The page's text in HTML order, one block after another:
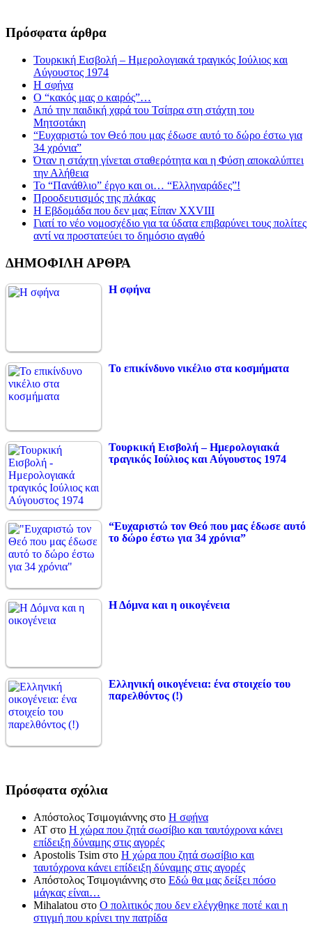
Πρόσφατα άρθρα
Τουρκική Εισβολή – Ημερολογιακά τραγικός Ιούλιος και
Αύγουστος 1974
Η σφήνα
Ο “κακός μας ο καιρός”…
Από την παιδική χαρά του Τσίπρα στη στάχτη του
Μητσοτάκη
“Ευχαριστώ τον Θεό που μας έδωσε αυτό το δώρο έστω για
34 χρόνια”
Όταν η στάχτη γίνεται σταθερότητα και η Φύση αποκαλύπτει
την Αλήθεια
Το “Πανάθλιο” έργο και οι… “Ελληναράδες”!
Προοδευτισμός της πλάκας
Η Εβδομάδα που δεν μας Είπαν XXVIII
Γιατί το νέο νομοσχέδιο για τα ύδατα επιβαρύνει τους πολίτες
αντί να προστατεύει το δημόσιο αγαθό
ΔΗΜΟΦΙΛΗ ΑΡΘΡΑ
Η σφήνα
Το επικίνδυνο νικέλιο στα κοσμήματα
Τουρκική Εισβολή – Ημερολογιακά
τραγικός Ιούλιος και Αύγουστος 1974
“Ευχαριστώ τον Θεό που μας έδωσε αυτό
το δώρο έστω για 34 χρόνια”
Η Δόμνα και η οικογένεια
Ελληνική οικογένεια: ένα στοιχείο του
παρελθόντος (!)
Πρόσφατα σχόλια
Απόστολος Τσιμογιάννης στο Η σφήνα
ΑΤ στο Η χώρα που ζητά σωσίβιο και ταυτόχρονα κάνει
επίδειξη δύναμης στις αγορές
Apostolis Tsim στο Η χώρα που ζητά σωσίβιο και
ταυτόχρονα κάνει επίδειξη δύναμης στις αγορές
Απόστολος Τσιμογιάννης στο Εδώ θα μας δείξει πόσο
μάγκας είναι…
Mihalatou στο Ο πολιτικός που δεν ελέγχθηκε ποτέ και η
στιγμή που κρίνει την πατρίδα